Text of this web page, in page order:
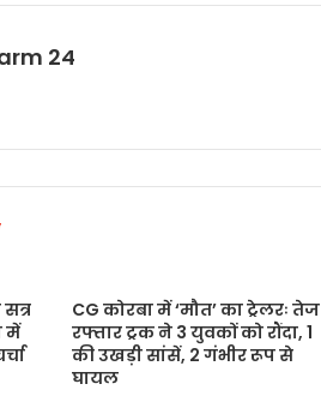
24
में
CG कोरबा में ‘मौत’ का ट्रेलरः तेज
रफ्तार ट्रक ने 3 युवकों को रौंदा, 1
की उखड़ी सांसें, 2 गंभीर रूप से
घायल